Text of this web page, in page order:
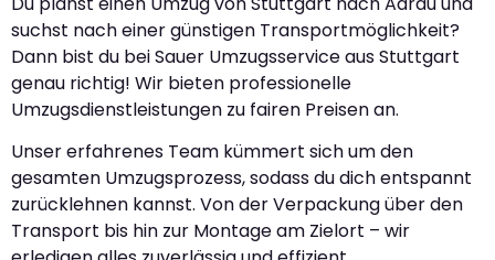
suchst nach einer günstigen Transportmöglichkeit?
Dann bist du bei Sauer Umzugsservice aus Stuttgart
genau richtig! Wir bieten professionelle
Umzugsdienstleistungen zu fairen Preisen an.
Unser erfahrenes Team kümmert sich um den
gesamten Umzugsprozess, sodass du dich entspannt
zurücklehnen kannst. Von der Verpackung über den
Transport bis hin zur Montage am Zielort – wir